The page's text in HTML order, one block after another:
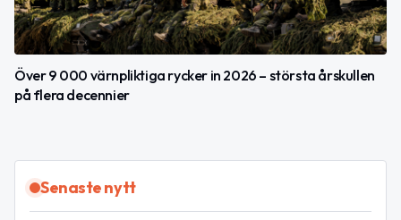
Över 9 000 värnpliktiga rycker in 2026 – största årskullen
på flera decennier
Senaste nytt